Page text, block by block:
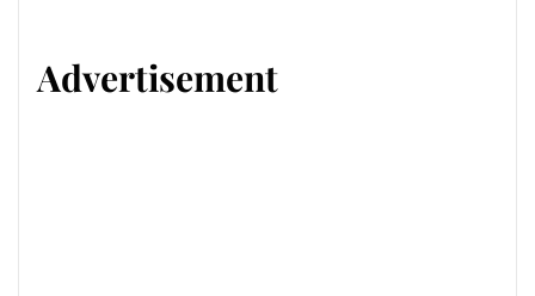
Advertisement